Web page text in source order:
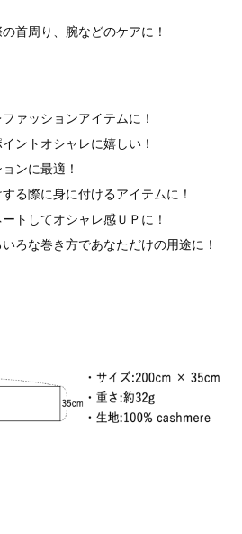
首周り、腕などのケアに！
ァッションアイテムに！
ントオシャレに嬉しい！
ンに最適！
る際に身に付けるアイテムに！
トしてオシャレ感ＵＰに！
ろな巻き方であなただけの用途に！